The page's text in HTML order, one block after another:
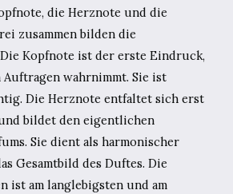
die Herznote und die
zusammen bilden die
Kopfnote ist der erste Eindruck,
Auftragen wahrnimmt. Sie ist
Die Herznote entfaltet sich erst
bildet den eigentlichen
Sie dient als harmonischer
Gesamtbild des Duftes. Die
ist am langlebigsten und am